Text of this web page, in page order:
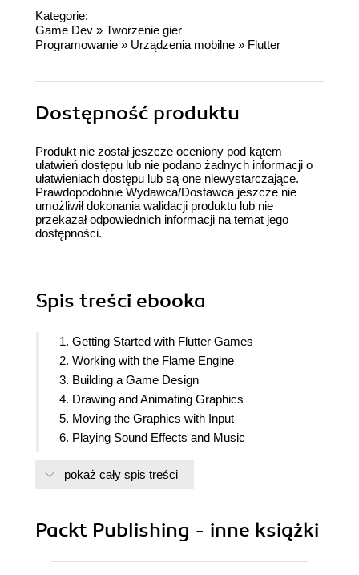
Kategorie:
Game Dev » Tworzenie gier
Programowanie » Urządzenia mobilne » Flutter
Dostępność produktu
Produkt nie został jeszcze oceniony pod kątem
ułatwień dostępu lub nie podano żadnych informacji o
ułatwieniach dostępu lub są one niewystarczające.
Prawdopodobnie Wydawca/Dostawca jeszcze nie
umożliwił dokonania walidacji produktu lub nie
przekazał odpowiednich informacji na temat jego
dostępności.
Spis treści ebooka
1. Getting Started with Flutter Games
2. Working with the Flame Engine
3. Building a Game Design
4. Drawing and Animating Graphics
5. Moving the Graphics with Input
6. Playing Sound Effects and Music
8. Scaling the game for web and desktop
11. Finishing the Game
pokaż cały spis treści
Packt Publishing - inne książki